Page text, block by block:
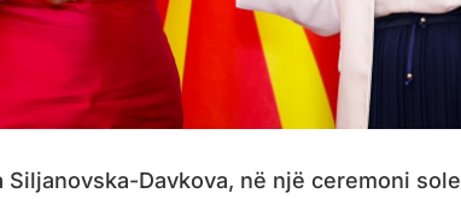
Siljanovska-Davkova, në një ceremoni